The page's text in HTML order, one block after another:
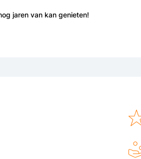
jaren van kan genieten!